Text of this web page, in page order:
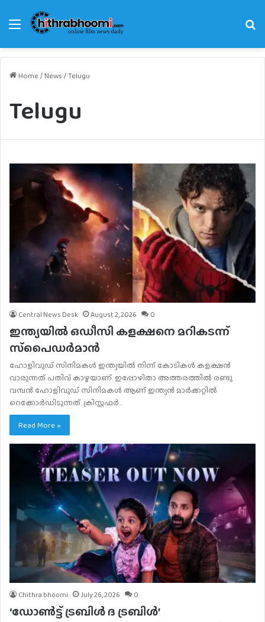
Menu
Home/News /Telugu
Telugu
Central News Desk August 2, 2026 0
ഇന്ത്യയിൽ ഒഡീസി കളക്ഷനെ മറികടന്ന്
സ്‌പൈഡർമാൻ
ഹോളിവുഡ് സിനിമകൾ ഇന്ത്യയിൽ നിന്ന് കോടികൾ കളക്ഷൻ
വാരുന്നത് പതിവ് കാഴ്ചയാണ്. ഇപ്പോഴിതാ അത്തരത്തിൽ രണ്ടു
വമ്പൻ ഹോളിവുഡ് സിനിമകൾ ആണ് ഇന്ത്യൻ മാർക്കറ്റിൽ
റെക്കോർഡിടുന്നത്. ക്രിസ്റ്റഫർ…
Read More »
Chithra bhoomi July 26, 2026 0
‘ഡോൺട്ട് ട്രബിൾ ദ ട്രബിൾ’